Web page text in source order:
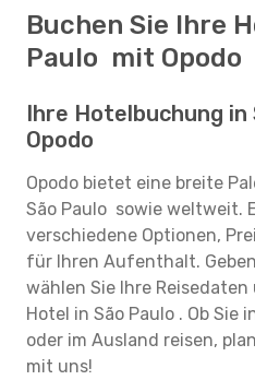
Buchen Sie Ihre
Paulo mit Opodo
Ihre Hotelbuchung
Opodo
Opodo bietet eine breite
São Paulo sowie weltweit.
verschiedene Optionen,
für Ihren Aufenthalt.
wählen Sie Ihre
Hotel in São Paulo . Ob Sie
oder im Ausland reisen,
mit uns!